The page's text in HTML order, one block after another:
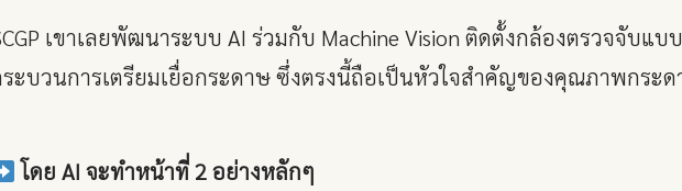
เขาเลยพัฒนาระบบ AI ร่วมกับ Machine Vision ติดตั้งกล้องตรวจจับแบ
ะบวนการเตรียมเยื่อกระดาษ ซึ่งตรงนี้ถือเป็นหัวใจสำคัญของคุณภาพกระด
โดย AI จะทำหน้าที่ 2 อย่างหลักๆ